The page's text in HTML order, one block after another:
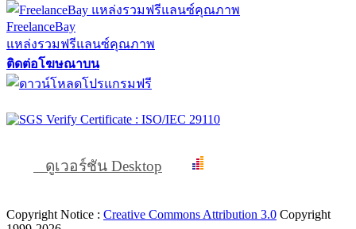
FreelanceBay
แหล่งรวมฟรีแลนซ์คุณภาพ
ติดต่อโฆษณาบน
ดูเวอร์ชัน Desktop
Copyright Notice : Creative Commons Attribution 3.0 Copyright